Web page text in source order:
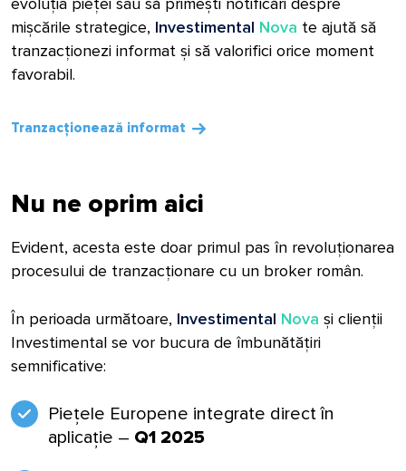
evoluția pieței sau să primești notificări despre
mișcările strategice, Investimental Nova te ajută să
tranzacționezi informat și să valorifici orice moment
favorabil.
Tranzacționează informat
Nu ne oprim aici
Evident, acesta este doar primul pas în revoluționarea
procesului de tranzacționare cu un broker român.
În perioada următoare, Investimental Nova și clienții
Investimental se vor bucura de îmbunătățiri
semnificative:
Piețele Europene integrate direct în
aplicație – Q1 2025